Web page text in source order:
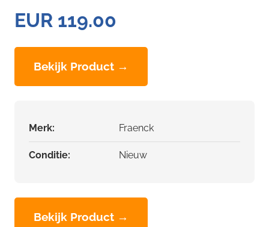
EUR 119.00
Bekijk Product →
Merk: Fraenck
Conditie: Nieuw
Bekijk Product →